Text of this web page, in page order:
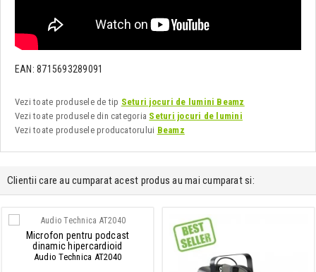
EAN: 8715693289091
Vezi toate produsele de tip Seturi jocuri de lumini Beamz
Vezi toate produsele din categoria Seturi jocuri de lumini
Vezi toate produsele producatorului Beamz
Clientii care au cumparat acest produs au mai cumparat si:
Microfon pentru podcast
dinamic hipercardioid
Audio Technica AT2040